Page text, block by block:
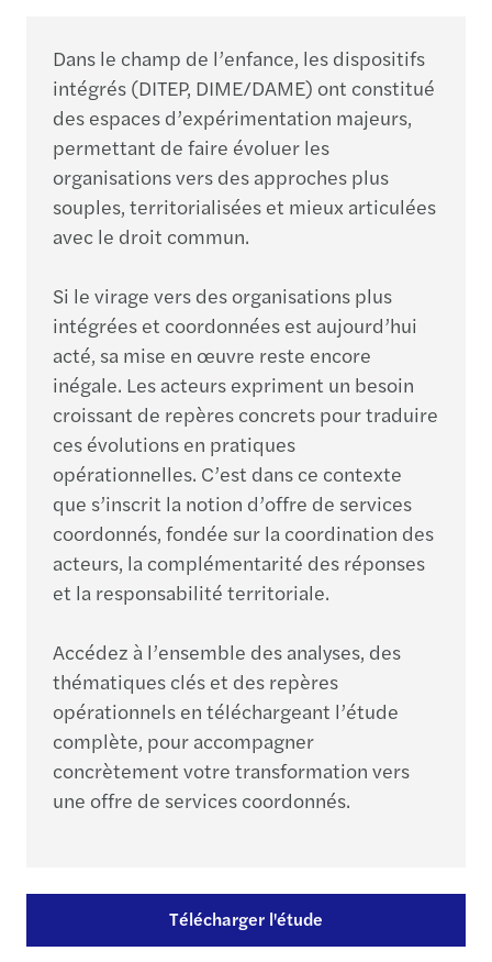
Dans le champ de l’enfance, les dispositifs
intégrés (DITEP, DIME/DAME) ont constitué
des espaces d’expérimentation majeurs,
permettant de faire évoluer les
organisations vers des approches plus
souples, territorialisées et mieux articulées
avec le droit commun.
Si le virage vers des organisations plus
intégrées et coordonnées est aujourd’hui
acté, sa mise en œuvre reste encore
inégale. Les acteurs expriment un besoin
croissant de repères concrets pour traduire
ces évolutions en pratiques
opérationnelles. C’est dans ce contexte
que s’inscrit la notion d’offre de services
coordonnés, fondée sur la coordination des
acteurs, la complémentarité des réponses
et la responsabilité territoriale.
Accédez à l’ensemble des analyses, des
thématiques clés et des repères
opérationnels en téléchargeant l’étude
complète, pour accompagner
concrètement votre transformation vers
une offre de services coordonnés.
Télécharger l'étude